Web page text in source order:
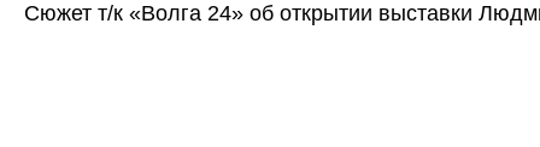
Сюжет т/к «Волга 24» об открытии выставки